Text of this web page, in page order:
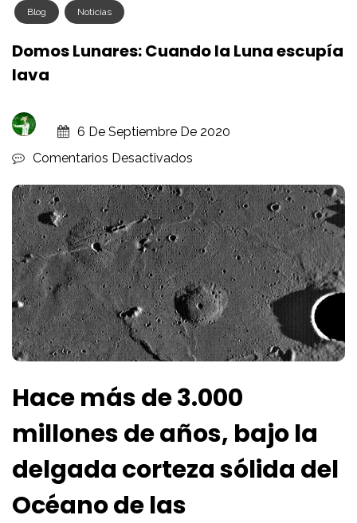
Blog Noticias
Domos Lunares: Cuando la Luna escupía
lava
6 De Septiembre De 2020
Comentarios Desactivados
Lunares:
Cuando
La
Luna
Escupía
Lava
Hace más de 3.000
millones de años, bajo la
delgada corteza sólida del
Océano de las